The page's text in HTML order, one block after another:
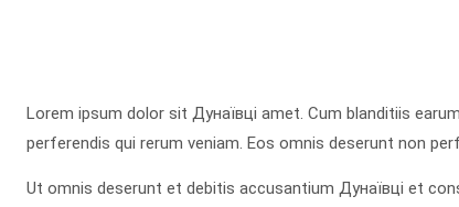
Lorem ipsum dolor sit Дунаївці amet. Cum blanditiis
perferendis qui rerum veniam. Eos omnis deserunt non
Ut omnis deserunt et debitis accusantium Дунаївці et